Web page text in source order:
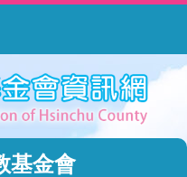
基金會